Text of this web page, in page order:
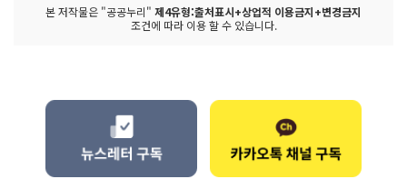
본 저작물은 "공공누리" 제4유형:출처표시+상업적 이용금지+변경금지
조건에 따라 이용 할 수 있습니다.